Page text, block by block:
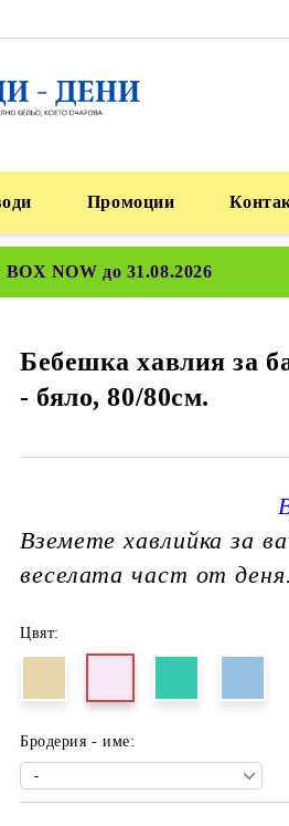
Промоции
BOX NOW до 31.08.2026
Бебешка хавлия за
- бяло, 80/80см.
Вземете хавлийка за
веселата част от деня.
Цвят:
Бродерия - име: